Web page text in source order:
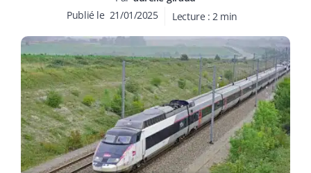
Publié le 21/01/2025 Lecture : 2 min